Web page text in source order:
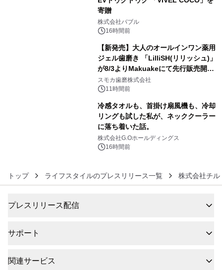
寄贈
株式会社バブル
16時間前
【新発売】大人のオールインワン薬用
ジェル歯磨き 「LilliSH(リリッシュ)」
が8/3よりMakuakeにて先行販売開
始！
スモカ歯磨株式会社
11時間前
冷感タオルも、首掛け扇風機も、冷却
リングも試した私が、ネッククーラー
に落ち着いた話。
株式会社G.Oホールディングス
16時間前
トップ ライフスタイルのプレスリリース一覧 株式会社チ
プレスリリース配信
サポート
関連サービス